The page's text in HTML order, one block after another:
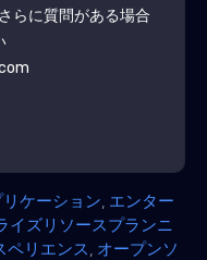
らに質問がある場合
ケーション エンター
イズリソースプランニ
ペリエンス オープンソ